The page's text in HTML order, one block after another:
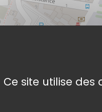
Ce site utilise